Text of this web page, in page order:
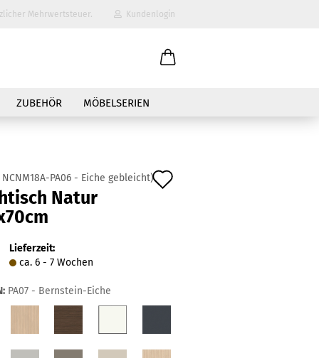
Mehrwertsteuer. Kundenlogin
erstellen
ZUBEHÖR MÖBELSERIEN
NCNM18A-PA06 - Eiche gebleicht)
Natur
Lieferzeit:
ca. 6 - 7 Wochen
PA07 - Bernstein-Eiche